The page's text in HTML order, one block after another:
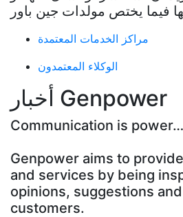
مراكز الخدمات المعتمدة
الوكلاء المعتمدون
أخبار Genpower
Communication is power…
Genpower aims to
and services by being
opinions, suggestions
customers.